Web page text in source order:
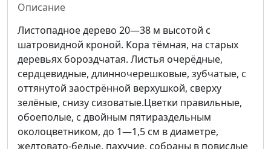
Описание
Листопадное дерево 20—38 м высотой с
шатровидной кроной. Кора тёмная, на старых
деревьях бороздчатая. Листья очерёдные,
сердцевидные, длинночерешковые, зубчатые, с
оттянутой заострённой верхушкой, сверху
зелёные, снизу сизоватые.Цветки правильные,
обоеполые, с двойным пятираздельным
околоцветником, до 1—1,5 см в диаметре,
желтовато-белые, пахучие, собраны в повислые